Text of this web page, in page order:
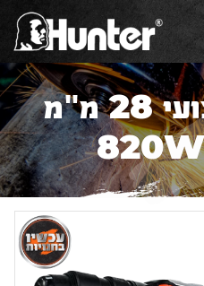
פטישון מקצועי 28 מ"מ